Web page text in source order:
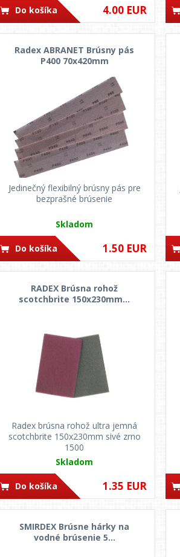
4.00 EUR
Do košíka
Radex ABRANET Brúsny pás
P400 70x420mm
Jedinečný flexibilný brúsny pás pre
bezprašné brúsenie
Skladom
1.50 EUR
Do košíka
RADEX Brúsna rohož
scotchbrite 150x230mm...
Radex brúsna rohož ultra jemná
scotchbrite 150x230mm sivé zrno
1500
Skladom
1.35 EUR
Do košíka
SMIRDEX Brúsne hárky na
vodné brúsenie 5...